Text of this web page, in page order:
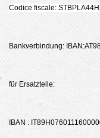
Codice fiscale:
Bankverbindung:
für Ersatzteile:
IBAN :